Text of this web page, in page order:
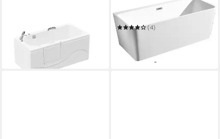
Seniorenbadewanne VITAL
1.649,00 € 1.899,00 €
in 6-7 Werktagen bei dir
Badewanne Granada
(4)
599,99 €
-29%
in 6-7 Werktagen bei dir